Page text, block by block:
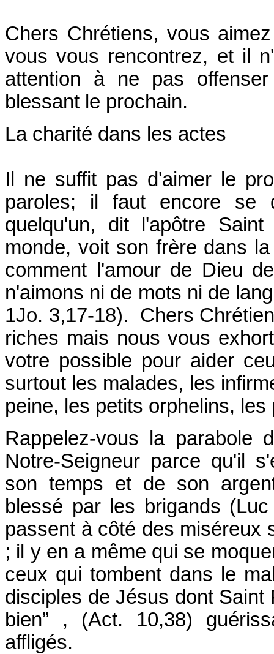
Chers Chrétiens, vous
vous vous rencontrez, et il
attention à ne pas
blessant le prochain.
La charité dans les actes
Il ne suffit pas d'aimer le
paroles; il faut encore se
quelqu'un, dit l'apôtre
monde, voit son frère dans
comment l'amour de Dieu
n'aimons ni de mots ni de
1Jo. 3,17-18). Chers
riches mais nous vous
votre possible pour aider
surtout les malades, les
peine, les petits orphelins,
Rappelez-vous la parabole
Notre-Seigneur parce qu'il
son temps et de son
blessé par les brigands
passent à côté des miséreux
; il y en a même qui se
ceux qui tombent dans le
disciples de Jésus dont Saint
bien” , (Act. 10,38)
affligés.